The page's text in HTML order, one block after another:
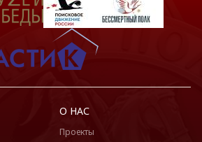
О НАС
Проекты